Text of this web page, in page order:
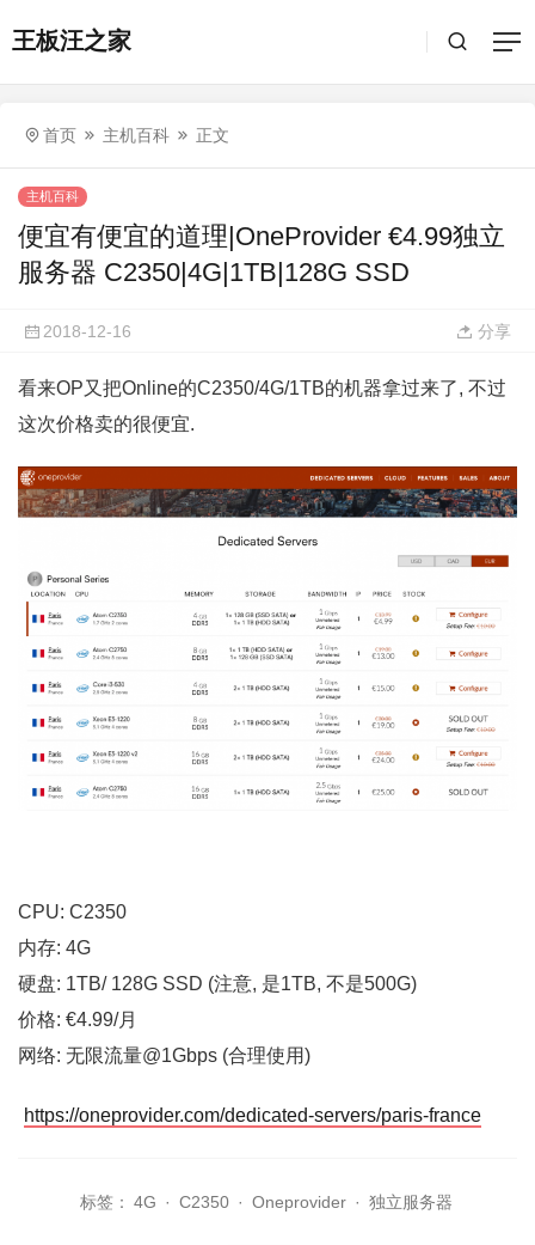
王板汪之家
首页 主机百科 正文
主机百科
便宜有便宜的道理|OneProvider €4.99独立
服务器 C2350|4G|1TB|128G SSD
2018-12-16 分享
看来OP又把Online的C2350/4G/1TB的机器拿过来了, 不过
这次价格卖的很便宜.
CPU: C2350
内存: 4G
硬盘: 1TB/ 128G SSD (注意, 是1TB, 不是500G)
价格: €4.99/月
网络: 无限流量@1Gbps (合理使用)
https://oneprovider.com/dedicated-servers/paris-france
标签： 4G · C2350 · Oneprovider · 独立服务器